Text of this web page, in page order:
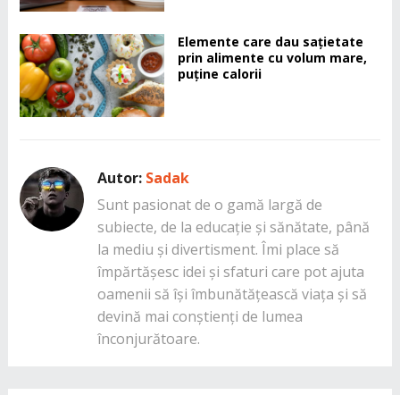
Elemente care dau sațietate
prin alimente cu volum mare,
puține calorii
Autor: Sadak
Sunt pasionat de o gamă largă de
subiecte, de la educație și sănătate, până
la mediu și divertisment. Îmi place să
împărtășesc idei și sfaturi care pot ajuta
oamenii să își îmbunătățească viața și să
devină mai conștienți de lumea
înconjurătoare.